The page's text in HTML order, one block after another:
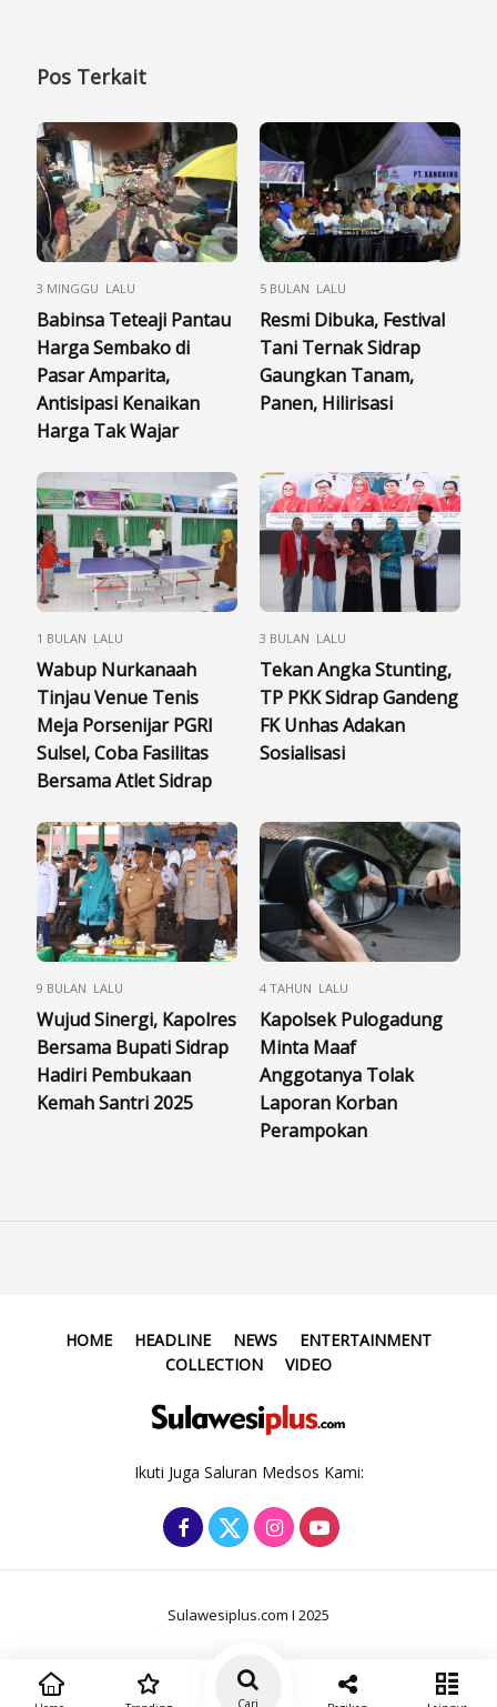
Pos Terkait
3 MINGGU LALU
Babinsa Teteaji Pantau
Harga Sembako di
Pasar Amparita,
Antisipasi Kenaikan
Harga Tak Wajar
5 BULAN LALU
Resmi Dibuka, Festival
Tani Ternak Sidrap
Gaungkan Tanam,
Panen, Hilirisasi
1 BULAN LALU
Wabup Nurkanaah
Tinjau Venue Tenis
Meja Porsenijar PGRI
Sulsel, Coba Fasilitas
Bersama Atlet Sidrap
3 BULAN LALU
Tekan Angka Stunting,
TP PKK Sidrap Gandeng
FK Unhas Adakan
Sosialisasi
9 BULAN LALU
Wujud Sinergi, Kapolres
Bersama Bupati Sidrap
Hadiri Pembukaan
Kemah Santri 2025
4 TAHUN LALU
Kapolsek Pulogadung
Minta Maaf
Anggotanya Tolak
Laporan Korban
Perampokan
HOME HEADLINE NEWS
ENTERTAINMENT
COLLECTION
VIDEO
Ikuti Juga Saluran Medsos Kami:
Sulawesiplus.com I 2025
Cari